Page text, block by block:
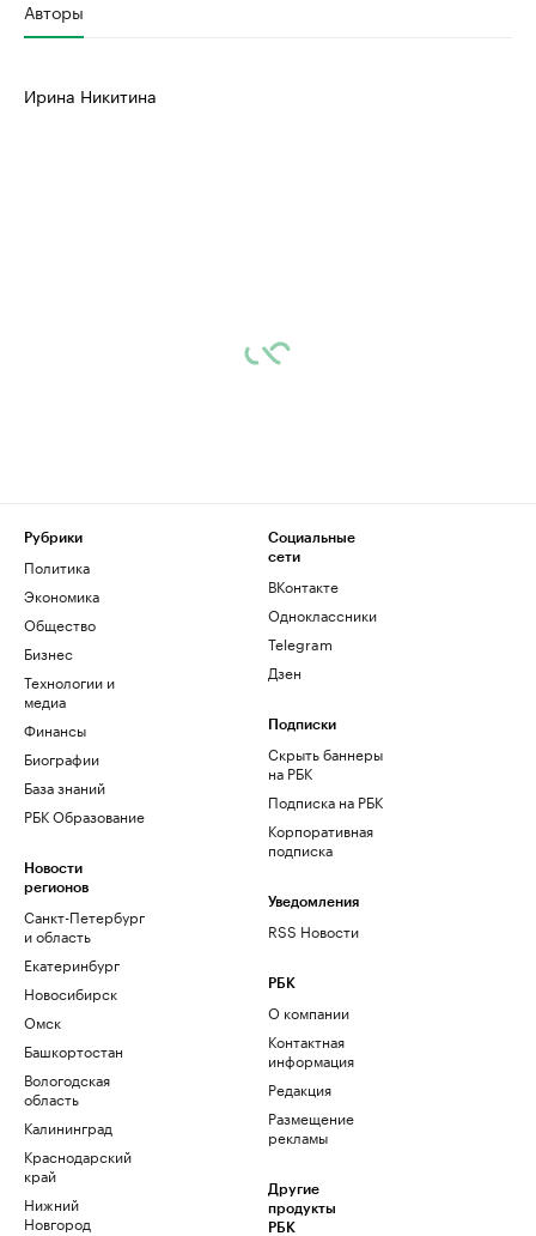
Авторы
Ирина Никитина
Рубрики
Политика
Экономика
Общество
Бизнес
Технологии и
медиа
Финансы
Биографии
База знаний
РБК Образование
Новости
регионов
Санкт-Петербург
и область
Екатеринбург
Новосибирск
Омск
Башкортостан
Вологодская
область
Калининград
Краснодарский
край
Нижний
Новгород
Социальные
сети
ВКонтакте
Одноклассники
Telegram
Дзен
Подписки
Скрыть баннеры
на РБК
Подписка на РБК
Корпоративная
подписка
Уведомления
RSS Новости
РБК
О компании
Контактная
информация
Редакция
Размещение
рекламы
Другие
продукты
РБК